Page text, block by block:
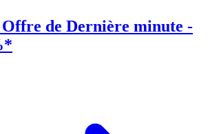
Offre de Dernière minute -